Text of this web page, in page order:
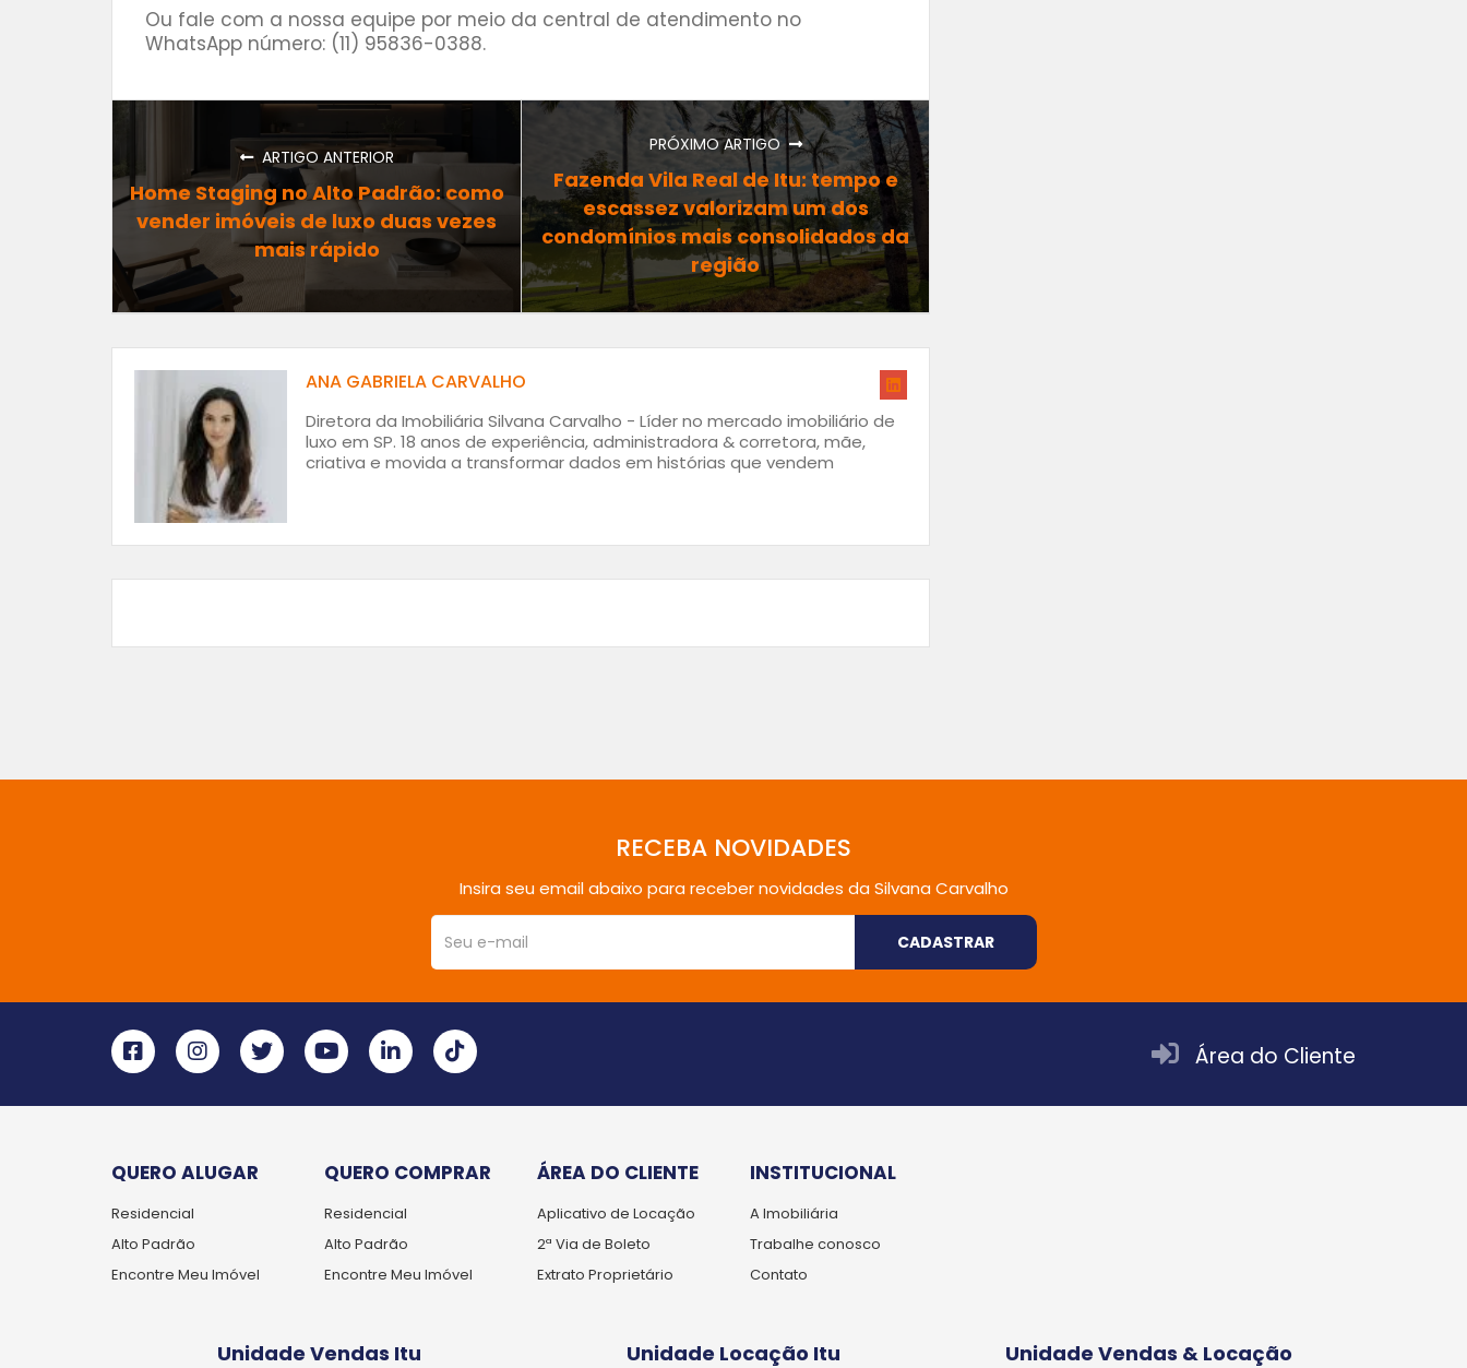
Ou fale com a nossa equipe por meio da central de atendimento no
WhatsApp número: (11) 95836-0388.
ARTIGO ANTERIOR
Home Staging no Alto Padrão: como
vender imóveis de luxo duas vezes
mais rápido
PRÓXIMO ARTIGO
Fazenda Vila Real de Itu: tempo e
escassez valorizam um dos
condomínios mais consolidados da
região
ANA GABRIELA CARVALHO
Diretora da Imobiliária Silvana Carvalho - Líder no mercado imobiliário de
luxo em SP. 18 anos de experiência, administradora & corretora, mãe,
criativa e movida a transformar dados em histórias que vendem
RECEBA NOVIDADES
Insira seu email abaixo para receber novidades da Silvana Carvalho
CADASTRAR
Área do Cliente
QUERO ALUGAR
Residencial
Alto Padrão
Encontre Meu Imóvel
QUERO COMPRAR
Residencial
Alto Padrão
Encontre Meu Imóvel
ÁREA DO CLIENTE
Aplicativo de Locação
2ª Via de Boleto
Extrato Proprietário
INSTITUCIONAL
A Imobiliária
Trabalhe conosco
Contato
Unidade Vendas Itu Unidade Locação Itu
Unidade Vendas & Locação